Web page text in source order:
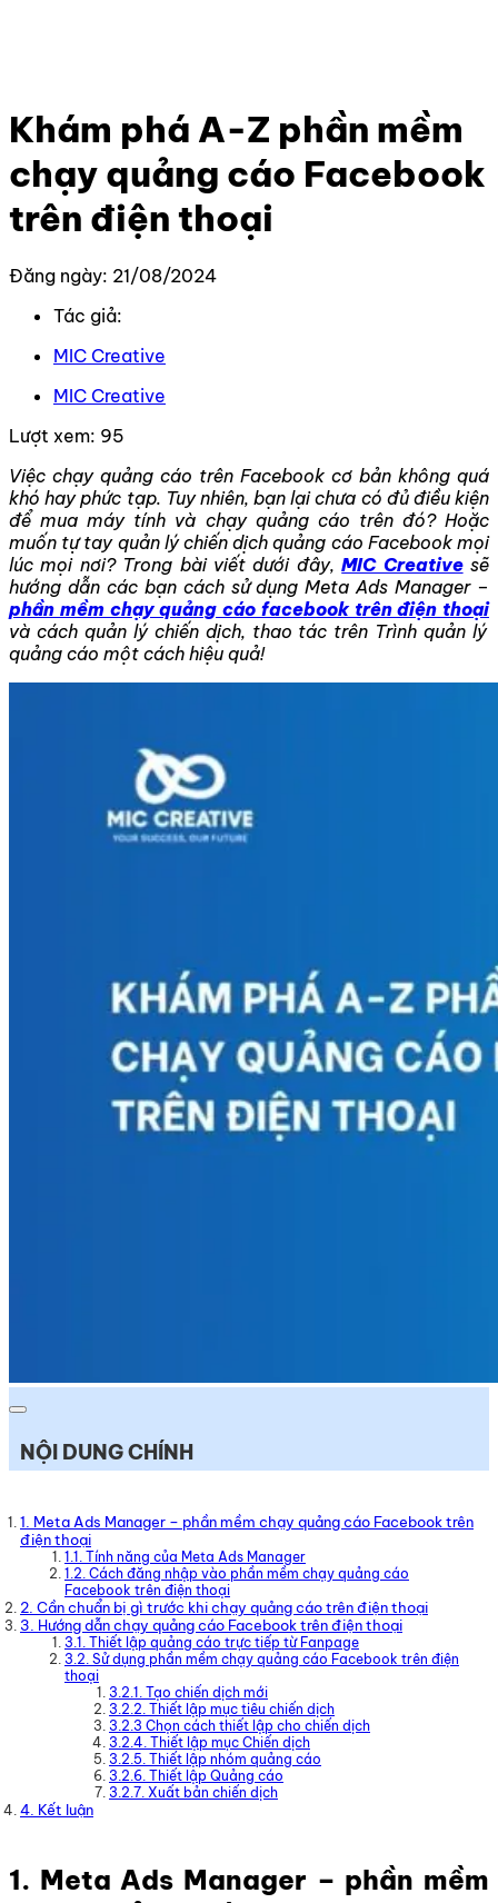
Khám phá A-Z phần mềm
chạy quảng cáo Facebook
trên điện thoại
Đăng ngày: 21/08/2024
Tác giả:
MIC Creative
MIC Creative
Lượt xem: 95
Việc chạy quảng cáo trên Facebook cơ bản không quá
khó hay phức tạp. Tuy nhiên, bạn lại chưa có đủ điều kiện
để mua máy tính và chạy quảng cáo trên đó? Hoặc
muốn tự tay quản lý chiến dịch quảng cáo Facebook mọi
lúc mọi nơi? Trong bài viết dưới đây,MIC Creativesẽ
hướng dẫn các bạn cách sử dụng Meta Ads Manager –
phần mềm chạy quảng cáo facebook trên điện thoại
và cách quản lý chiến dịch, thao tác trên Trình quản lý
quảng cáo một cách hiệu quả!
NỘI DUNG CHÍNH
1. Meta Ads Manager – phần mềm chạy quảng cáo Facebook trên
điện thoại
1.1. Tính năng của Meta Ads Manager
1.2. Cách đăng nhập vào phần mềm chạy quảng cáo
Facebook trên điện thoại
2. Cần chuẩn bị gì trước khi chạy quảng cáo trên điện thoại
3. Hướng dẫn chạy quảng cáo Facebook trên điện thoại
3.1. Thiết lập quảng cáo trực tiếp từ Fanpage
3.2. Sử dụng phần mềm chạy quảng cáo Facebook trên điện
thoại
3.2.1. Tạo chiến dịch mới
3.2.2. Thiết lập mục tiêu chiến dịch
3.2.3 Chọn cách thiết lập cho chiến dịch
3.2.4. Thiết lập mục Chiến dịch
3.2.5. Thiết lập nhóm quảng cáo
3.2.6. Thiết lập Quảng cáo
3.2.7. Xuất bản chiến dịch
4. Kết luận
1. Meta Ads Manager – phần mềm